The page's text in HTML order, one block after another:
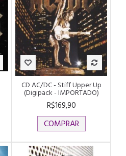
CD AC/DC - Stiff Upper Up
(Digipack - IMPORTADO)
R$169,90
COMPRAR